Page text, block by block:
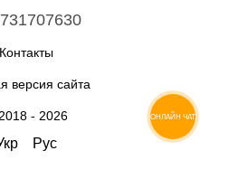
Контакты
версия сайта
- 2026
Рус
ОНЛАЙН ЧАТ